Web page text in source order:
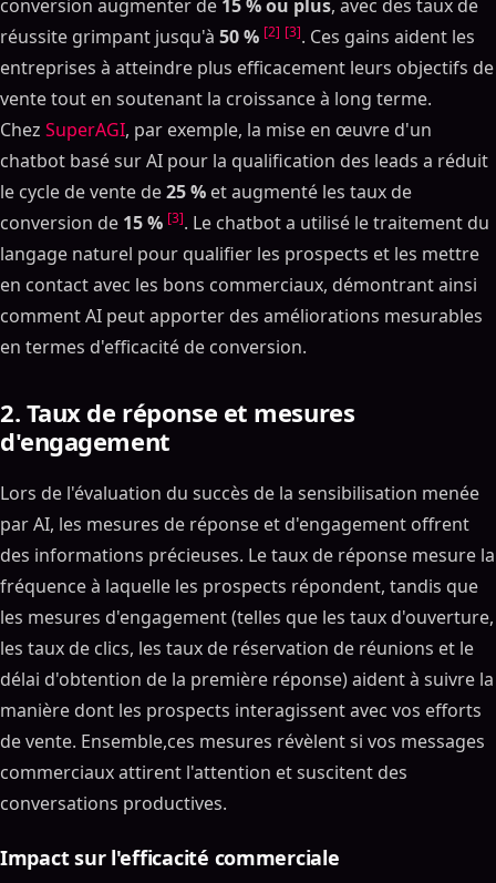
conversion augmenter de 15 % ou plus, avec des taux de
réussite grimpant jusqu'à 50 % [2] [3]. Ces gains aident les
entreprises à atteindre plus efficacement leurs objectifs de
vente tout en soutenant la croissance à long terme.
Chez SuperAGI, par exemple, la mise en œuvre d'un
chatbot basé sur AI pour la qualification des leads a réduit
le cycle de vente de25 % et augmenté les taux de
conversion de 15 % [3]. Le chatbot a utilisé le traitement du
langage naturel pour qualifier les prospects et les mettre
en contact avec les bons commerciaux, démontrant ainsi
comment AI peut apporter des améliorations mesurables
en termes d'efficacité de conversion.
2. Taux de réponse et mesures
d'engagement
Lors de l'évaluation du succès de la sensibilisation menée
par AI, les mesures de réponse et d'engagement offrent
des informations précieuses. Le taux de réponse mesure la
fréquence à laquelle les prospects répondent, tandis que
les mesures d'engagement (telles que les taux d'ouverture,
les taux de clics, les taux de réservation de réunions et le
délai d'obtention de la première réponse) aident à suivre la
manière dont les prospects interagissent avec vos efforts
de vente. Ensemble,ces mesures révèlent si vos messages
commerciaux attirent l'attention et suscitent des
conversations productives.
Impact sur l'efficacité commerciale